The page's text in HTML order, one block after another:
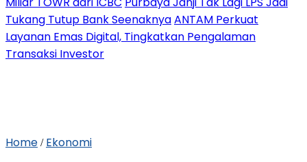
Tukang Tutup Bank SeenaknyaANTAM Perkuat
Layanan Emas Digital, Tingkatkan Pengalaman
Transaksi Investor
Home / Ekonomi